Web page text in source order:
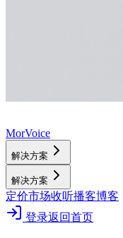
MorVoice
解决方案
解决方案
定价市场收听播客博客
登录返回首页